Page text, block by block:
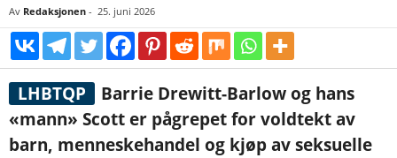
Av Redaksjonen - 25. juni 2026
LHBTQP
Barrie Drewitt-Barlow og hans
«mann» Scott er pågrepet for voldtekt av
barn, menneskehandel og kjøp av seksuelle